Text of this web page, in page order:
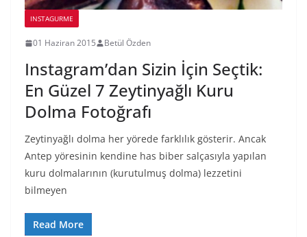
INSTAGURME
01 Haziran 2015 Betül Özden
Instagram’dan Sizin İçin Seçtik:
En Güzel 7 Zeytinyağlı Kuru
Dolma Fotoğrafı
Zeytinyağlı dolma her yörede farklılık gösterir. Ancak
Antep yöresinin kendine has biber salçasıyla yapılan
kuru dolmalarının (kurutulmuş dolma) lezzetini
bilmeyen
Read More